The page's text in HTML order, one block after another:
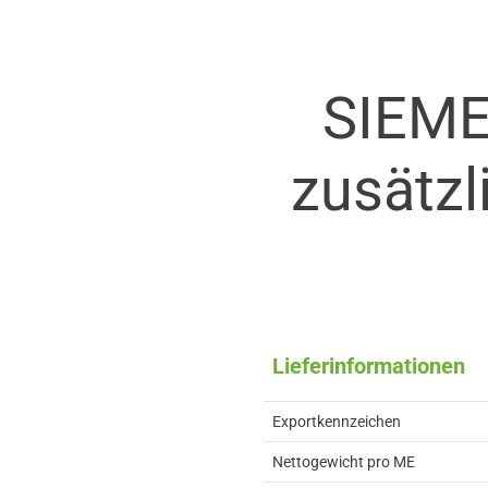
Lieferinformationen
Exportkennzeichen
Nettogewicht pro ME